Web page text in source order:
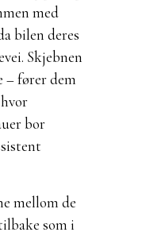
med
bilen deres
Skjebnen
– fører dem
bor
mellom de
som i